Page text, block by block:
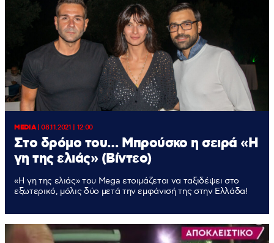
MEDIA|08.11.2021 | 12:00
Στο δρόμο του… Μπρούσκο η σειρά «Η
γη της ελιάς» (Βίντεο)
«Η γη της ελιάς» του Mega ετοιμάζεται να ταξιδέψει στο
εξωτερικό, μόλις δύο μετά την εμφάνισή της στην Ελλάδα!